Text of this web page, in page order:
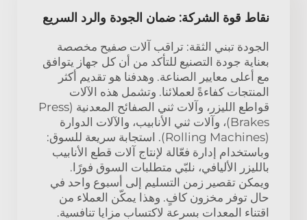
نقاط قوة الشركة: ضمان الجودة والرد السريع
الجودة تبني الثقة: تراقب آلات صفيح مخصصة
بعناية جودة التصنيع للتأكد من أن كل جهاز يتوافق
مع أعلى معايير الصناعة. وهدفنا هو تقديم أكثر
المنتجات كفاءةً لعملائنا. وتشمل هذه الآلات
قواطع الليزر، وآلات ثني الصفائح المعدنية (Press
Brakes)، وآلات ثني الأنابيب، والآلات الدوارة
(Rolling Machines). استجابة سريعة للسوق:
وباستخدام إدارة فعّالة لإنتاج آلات قطع الأنابيب
بالليزر الأليافي، نلبّي متطلبات السوق فورًا.
ويمكن تقصير زمن التسليم إلى أسبوع واحد في
حال توفر مخزون كافٍ. وهذا يمكّن العملاء من
اقتناء المعدات بسرعة لاكتساب مزايا تنافسية.